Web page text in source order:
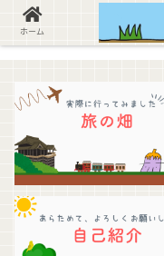
ホーム